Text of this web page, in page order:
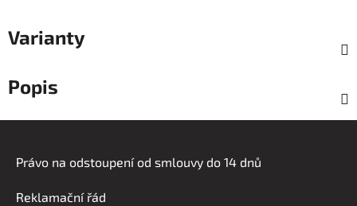
Varianty
Popis
Právo na odstoupení od smlouvy do 14 dnů
Reklamační řád